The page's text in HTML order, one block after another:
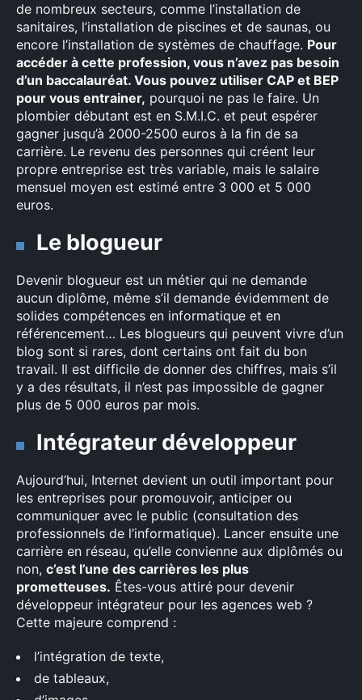
de nombreux secteurs, comme l’installation de
sanitaires, l’installation de piscines et de saunas, ou
encore l’installation de systèmes de chauffage. Pour
accéder à cette profession, vous n’avez pas besoin
d’un baccalauréat. Vous pouvez utiliser CAP et BEP
pour vous entrainer, pourquoi ne pas le faire. Un
plombier débutant est en S.M.I.C. et peut espérer
gagner jusqu’à 2000-2500 euros à la fin de sa
carrière. Le revenu des personnes qui créent leur
propre entreprise est très variable, mais le salaire
mensuel moyen est estimé entre 3 000 et 5 000
euros.
Le blogueur
Devenir blogueur est un métier qui ne demande
aucun diplôme, même s’il demande évidemment de
solides compétences en informatique et en
référencement… Les blogueurs qui peuvent vivre d’un
blog sont si rares, dont certains ont fait du bon
travail. Il est difficile de donner des chiffres, mais s’il
y a des résultats, il n’est pas impossible de gagner
plus de 5 000 euros par mois.
Intégrateur développeur
Aujourd’hui, Internet devient un outil important pour
les entreprises pour promouvoir, anticiper ou
communiquer avec le public (consultation des
professionnels de l’informatique). Lancer ensuite une
carrière en réseau, qu’elle convienne aux diplômés ou
non, c’est l’une des carrières les plus
prometteuses. Êtes-vous attiré pour devenir
développeur intégrateur pour les agences web ?
Cette majeure comprend :
l’intégration de texte,
de tableaux,